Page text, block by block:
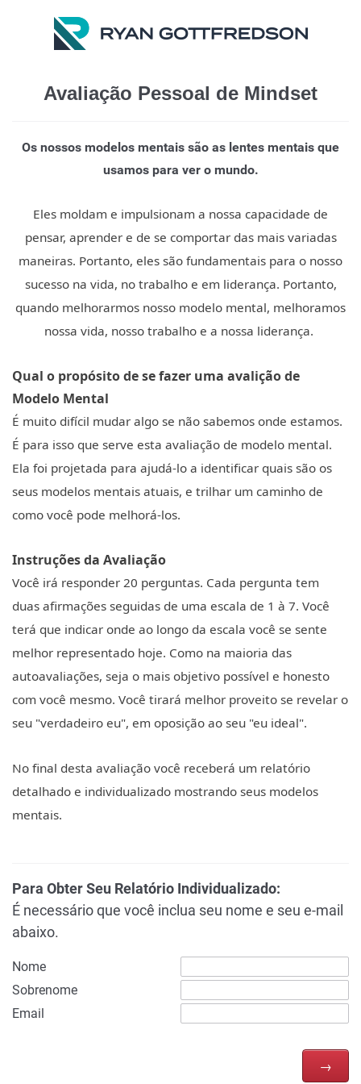
Avaliação Pessoal de Mindset
Os nossos modelos mentais são as lentes mentais que
usamos para ver o mundo.
Eles moldam e impulsionam a nossa capacidade de
pensar, aprender e de se comportar das mais variadas
maneiras. Portanto, eles são fundamentais para o nosso
sucesso na vida, no trabalho e em liderança. Portanto,
quando melhorarmos nosso modelo mental, melhoramos
nossa vida, nosso trabalho e a nossa liderança.
Qual o propósito de se fazer uma avalição de
Modelo Mental
É muito difícil mudar algo se não sabemos onde estamos.
É para isso que serve esta avaliação de modelo mental.
Ela foi projetada para ajudá-lo a identificar quais são os
seus modelos mentais atuais, e trilhar um caminho de
como você pode melhorá-los.
Instruções da Avaliação
Você irá responder 20 perguntas. Cada pergunta tem
duas afirmações seguidas de uma escala de 1 à 7. Você
terá que indicar onde ao longo da escala você se sente
melhor representado hoje. Como na maioria das
autoavaliações, seja o mais objetivo possível e honesto
com você mesmo. Você tirará melhor proveito se revelar o
seu "verdadeiro eu", em oposição ao seu "eu ideal".
No final desta avaliação você receberá um relatório
detalhado e individualizado mostrando seus modelos
mentais.
Para Obter Seu Relatório Individualizado:
É necessário que você inclua seu nome e seu e-mail
abaixo.
Nome
Sobrenome
Email